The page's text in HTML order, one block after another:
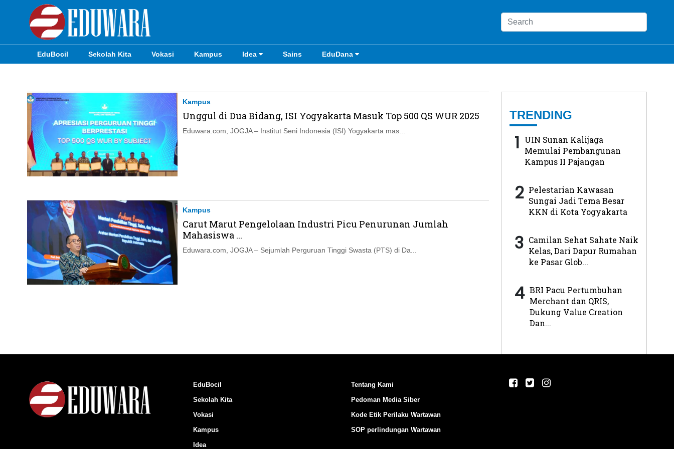
EduBocil Sekolah Kita Vokasi Kampus Idea Sains EduDana
Sekolah Kita
Vokasi
Kampus
Idea
Sains
Ikuti Kami di:
Kampus
Unggul di Dua Bidang, ISI Yogyakarta Masuk Top 500 QS WUR 2025
Eduwara.com, JOGJA – Institut Seni Indonesia (ISI) Yogyakarta mas...
Kampus
Carut Marut Pengelolaan Industri Picu Penurunan Jumlah
Mahasiswa ...
Eduwara.com, JOGJA – Sejumlah Perguruan Tinggi Swasta (PTS) di Da...
TRENDING
1 UIN Sunan Kalijaga
Memulai Pembangunan
Kampus II Pajangan
2 Pelestarian Kawasan
Sungai Jadi Tema Besar
KKN di Kota Yogyakarta
3 Camilan Sehat Sahate Naik
Kelas, Dari Dapur Rumahan
ke Pasar Glob...
4 BRI Pacu Pertumbuhan
Merchant dan QRIS,
Dukung Value Creation
Dan...
EduBocil
Sekolah Kita
Vokasi
Kampus
Idea
Tentang Kami
Pedoman Media Siber
Kode Etik Perilaku Wartawan
SOP perlindungan Wartawan